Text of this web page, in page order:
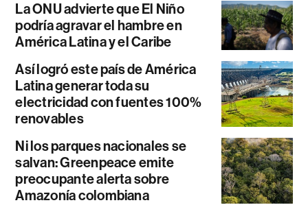
La ONU advierte que El Niño
podría agravar el hambre en
América Latina y el Caribe
Así logró este país de América
Latina generar toda su
electricidad con fuentes 100%
renovables
Ni los parques nacionales se
salvan: Greenpeace emite
preocupante alerta sobre
Amazonía colombiana